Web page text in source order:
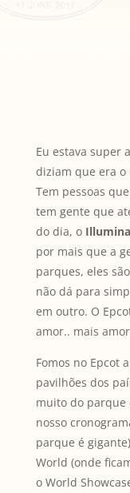
Eu estava super
diziam que era o
Tem pessoas
tem gente que
do dia, o
por mais que a
parques, eles
não dá para
em outro. O
amor.. mais
Fomos no Epcot
pavilhões dos
muito do parque
nosso
parque é
World (onde
o World